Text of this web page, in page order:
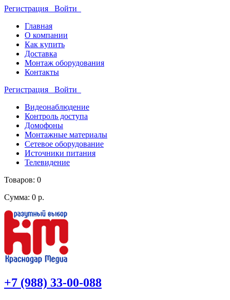
Регистрация Войти
Главная
О компании
Как купить
Доставка
Монтаж оборудования
Контакты
Регистрация Войти
Видеонаблюдение
Контроль доступа
Домофоны
Монтажные материалы
Сетевое оборудование
Источники питания
Телевидение
Товаров: 0
Сумма: 0 р.
+7 (988) 33-00-088